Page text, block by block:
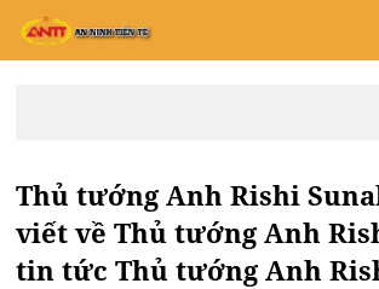
Thủ tướng Anh Rishi
viết về Thủ tướng Anh
tin tức Thủ tướng Anh